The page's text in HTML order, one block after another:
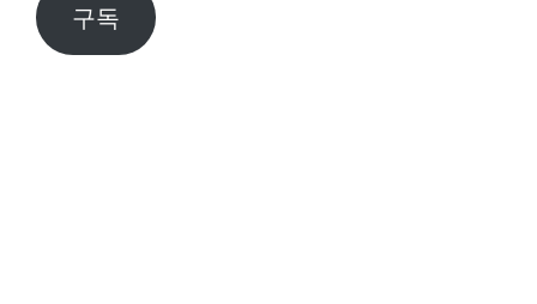
주
구독